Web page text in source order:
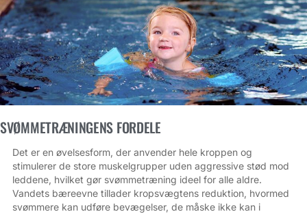
SVØMMETRÆNINGENS FORDELE
Det er en øvelsesform, der anvender hele kroppen og
stimulerer de store muskelgrupper uden aggressive stød mod
leddene, hvilket gør svømmetræning ideel for alle aldre.
Vandets bæreevne tillader kropsvægtens reduktion, hvormed
svømmere kan udføre bevægelser, de måske ikke kan i